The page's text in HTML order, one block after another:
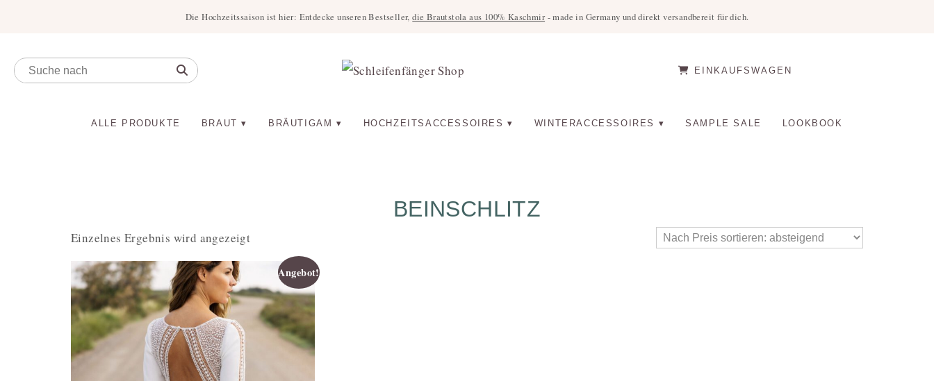
Die Hochzeitssaison ist hier: Entdecke unseren Bestseller,die Brautstola aus 100% Kaschmir- made in Germany und direkt versandbereit für dich.
EINKAUFSWAGEN
ALLE PRODUKTE BRAUT BRÄUTIGAM HOCHZEITSACCESSOIRES WINTERACCESSOIRES SAMPLE SALE LOOKBOOK
BEINSCHLITZ
Einzelnes Ergebnis wird angezeigt
Angebot!